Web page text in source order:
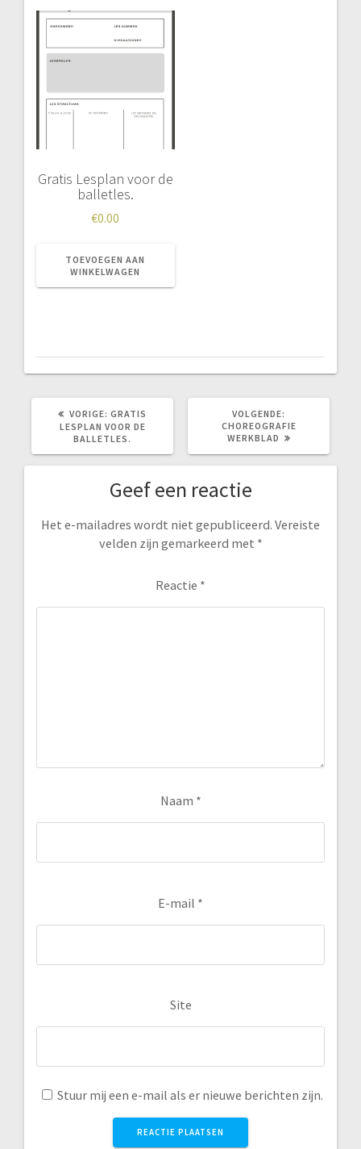
Gratis Lesplan voor de
balletles.
€0.00
TOEVOEGEN AAN
WINKELWAGEN
VORIGE: VORIG
BERICHT:
GRATIS
LESPLAN VOOR DE
BALLETLES.
VOLGENDE:
BERICHT:
CHOREOGRAFIE
WERKBLAD
Geef een reactie
Het e-mailadres wordt niet gepubliceerd. Vereiste
velden zijn gemarkeerd met *
Reactie *
Naam *
E-mail *
Site
Stuur mij een e-mail als er nieuwe berichten zijn.